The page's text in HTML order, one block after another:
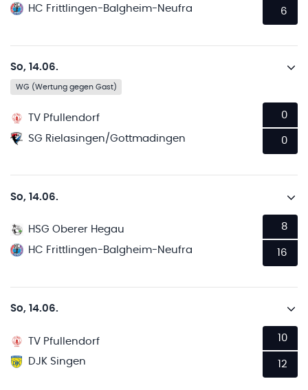
HC Frittlingen-Balgheim-Neufra
6
So, 14.06.
WG (Wertung gegen Gast)
TV Pfullendorf
SG Rielasingen/Gottmadingen
0
0
So, 14.06.
HSG Oberer Hegau
HC Frittlingen-Balgheim-Neufra
8
16
So, 14.06.
TV Pfullendorf
DJK Singen
10
12